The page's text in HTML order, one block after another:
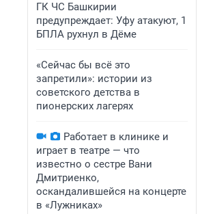
ГК ЧС Башкирии
предупреждает: Уфу атакуют, 1
БПЛА рухнул в Дёме
«Сейчас бы всё это
запретили»: истории из
советского детства в
пионерских лагерях
Работает в клинике и
играет в театре — что
известно о сестре Вани
Дмитриенко,
оскандалившейся на концерте
в «Лужниках»